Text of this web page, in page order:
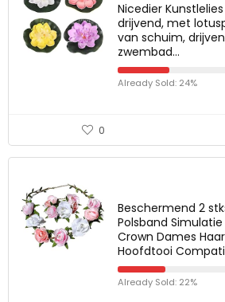
Nicedier
drijvend, met
van schuim,
zwembad…
Already Sold: 24%
0
Beschermend 2
Polsband Simulatie
Crown Dames
Hoofdtooi
Already Sold: 22%